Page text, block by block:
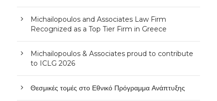
Michailopoulos and Associates Law Firm
Recognized as a Top Tier Firm in Greece
Michailopoulos & Associates proud to contribute
to ICLG 2026
Θεσμικές τομές στο Εθνικό Πρόγραμμα Ανάπτυξης